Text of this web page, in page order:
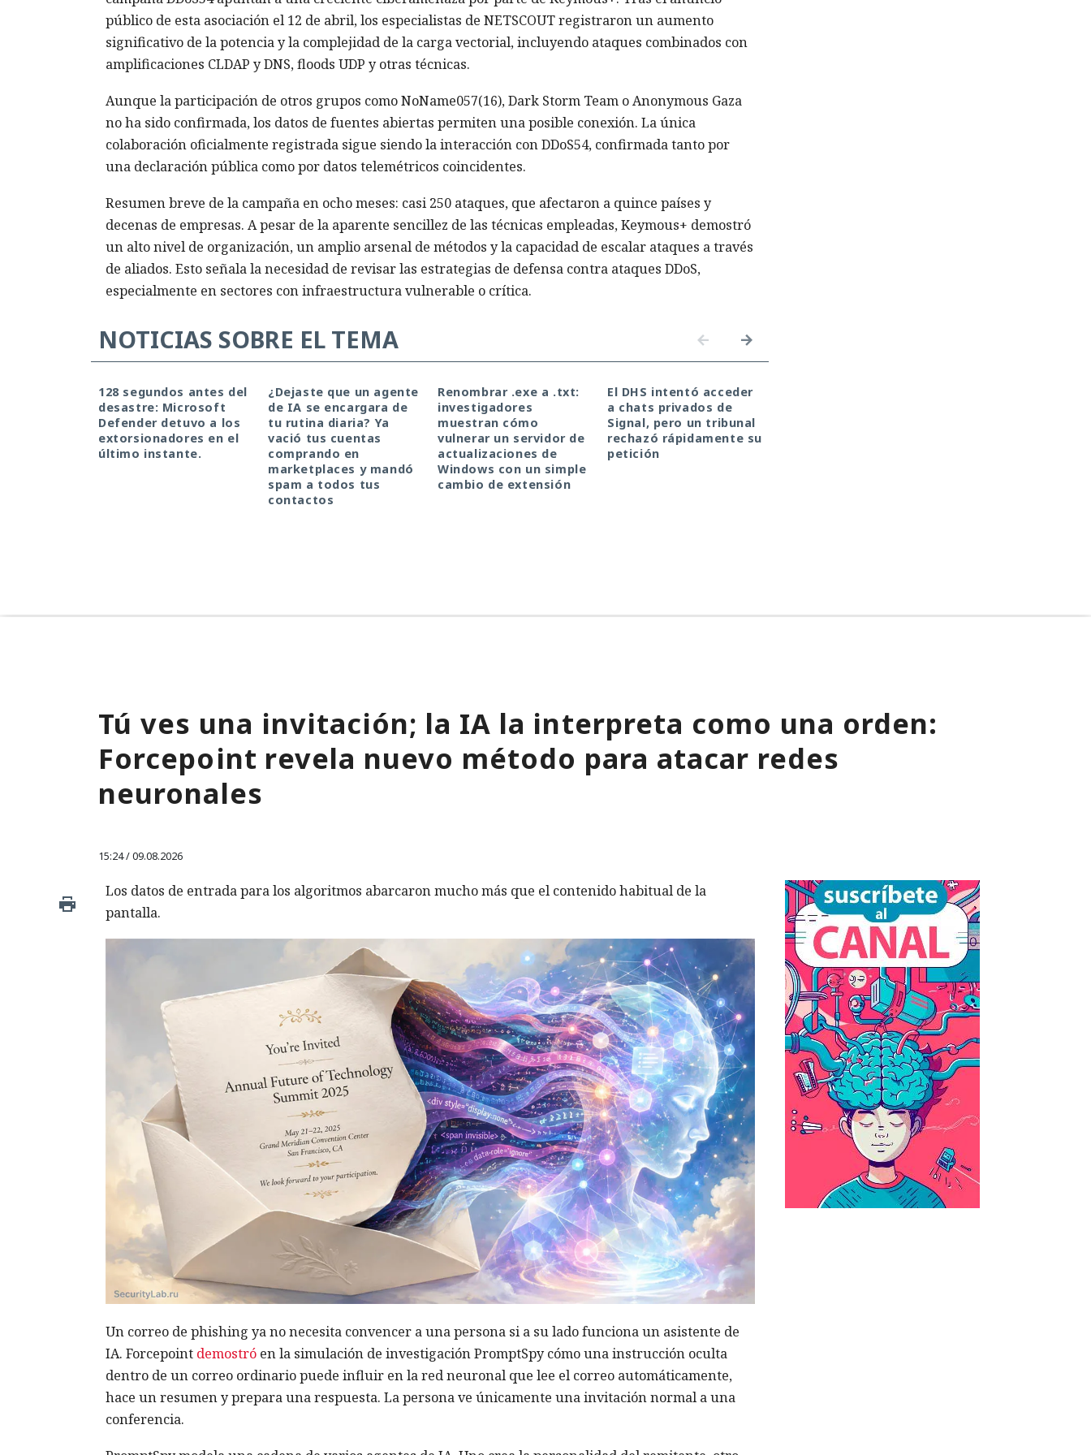
público de esta asociación el 12 de abril, los especialistas de NETSCOUT registraron un aumento
significativo de la potencia y la complejidad de la carga vectorial, incluyendo ataques combinados con
amplificaciones CLDAP y DNS, floods UDP y otras técnicas.
Aunque la participación de otros grupos como NoName057(16), Dark Storm Team o Anonymous Gaza
no ha sido confirmada, los datos de fuentes abiertas permiten una posible conexión. La única
colaboración oficialmente registrada sigue siendo la interacción con DDoS54, confirmada tanto por
una declaración pública como por datos telemétricos coincidentes.
Resumen breve de la campaña en ocho meses: casi 250 ataques, que afectaron a quince países y
decenas de empresas. A pesar de la aparente sencillez de las técnicas empleadas, Keymous+ demostró
un alto nivel de organización, un amplio arsenal de métodos y la capacidad de escalar ataques a través
de aliados. Esto señala la necesidad de revisar las estrategias de defensa contra ataques DDoS,
especialmente en sectores con infraestructura vulnerable o crítica.
NOTICIAS SOBRE EL TEMA
128 segundos antes del
desastre: Microsoft
Defender detuvo a los
extorsionadores en el
último instante.
¿Dejaste que un agente
de IA se encargara de
tu rutina diaria? Ya
vació tus cuentas
comprando en
marketplaces y mandó
spam a todos tus
contactos
Renombrar .exe a .txt:
investigadores
muestran cómo
vulnerar un servidor de
actualizaciones de
Windows con un simple
cambio de extensión
El DHS intentó acceder
a chats privados de
Signal, pero un tribunal
rechazó rápidamente su
petición
Tú ves una invitación; la IA la interpreta como una orden:
Forcepoint revela nuevo método para atacar redes
neuronales
15:24 / 09.08.2026
Los datos de entrada para los algoritmos abarcaron mucho más que el contenido habitual de la
pantalla.
Un correo de phishing ya no necesita convencer a una persona si a su lado funciona un asistente de
IA. Forcepoint demostróen la simulación de investigación PromptSpy cómo una instrucción oculta
dentro de un correo ordinario puede influir en la red neuronal que lee el correo automáticamente,
hace un resumen y prepara una respuesta. La persona ve únicamente una invitación normal a una
conferencia.